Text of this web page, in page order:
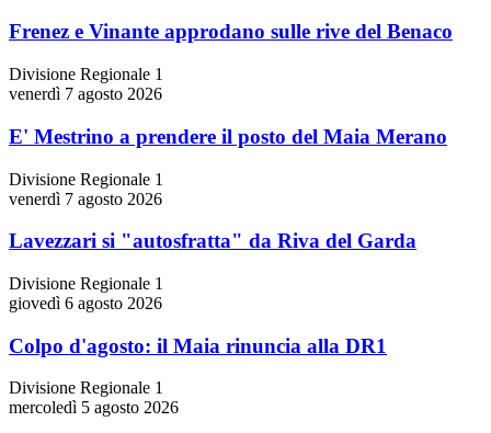
Frenez e Vinante approdano sulle rive del Benaco
Divisione Regionale 1
venerdì 7 agosto 2026
E' Mestrino a prendere il posto del Maia Merano
Divisione Regionale 1
venerdì 7 agosto 2026
Lavezzari si "autosfratta" da Riva del Garda
Divisione Regionale 1
giovedì 6 agosto 2026
Colpo d'agosto: il Maia rinuncia alla DR1
Divisione Regionale 1
mercoledì 5 agosto 2026